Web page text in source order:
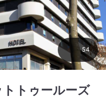
トゥールーズ
54